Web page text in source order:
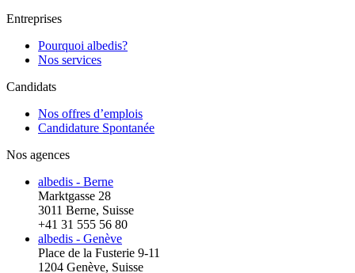
Entreprises
Pourquoi albedis?
Nos services
Candidats
Nos offres d’emplois
Candidature Spontanée
Nos agences
albedis - Berne
Marktgasse 28
3011 Berne, Suisse
+41 31 555 56 80
albedis - Genève
Place de la Fusterie 9-11
1204 Genève, Suisse